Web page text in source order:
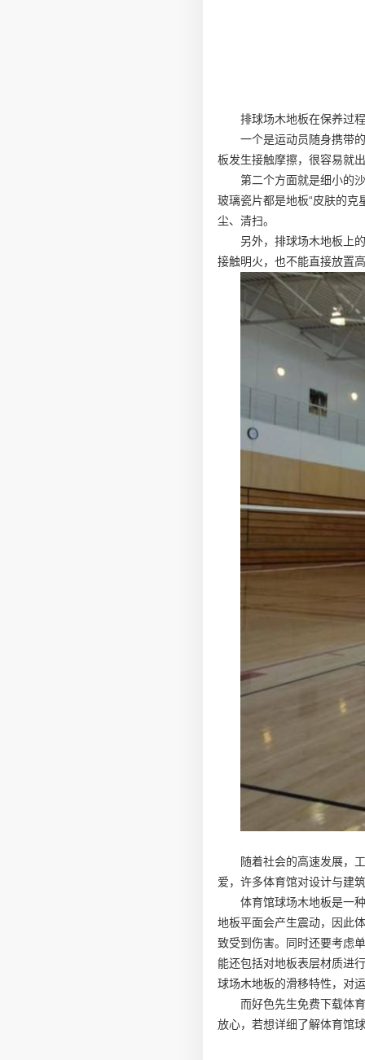
排球场木地板在保养过
一个是运动员随身携带
板发生接触摩擦，很容易就
第二个方面就是细小的
玻璃瓷片都是地板“皮肤的
尘、清扫。
另外，排球场木地板上
接触明火，也不能直接放置
随着社会的高速发展，
爱，许多体育馆对设计与建
体育馆球场木地板是一
地板平面会产生震动，因此
致受到伤害。同时还要考虑
能还包括对地板表层材质进
球场木地板的滑移特性，对
而好色先生免费下载体
放心，若想详细了解体育馆